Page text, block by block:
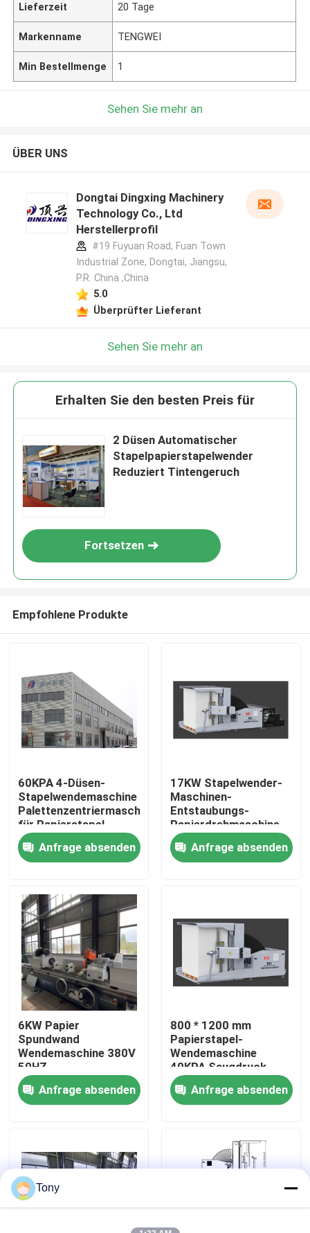
Zu Hause
Über uns
Werksbesichtigung
Qualitätskontrolle
Kontakt mit uns
Neuigkeiten
Bitte um ein Angebot
Flöten-Laminiermaschinen-Maschine
Lieferzeit 20 Tage
Markenname TENGWEI
Min Bestellmenge 1
Sehen Sie mehr an
ÜBER UNS
Dongtai Dingxing Machinery
Technology Co., Ltd
Herstellerprofil
#19 Fuyuan Road, Fuan Town
Industrial Zone, Dongtai, Jiangsu,
P.R. China ,China
5.0
Überprüfter Lieferant
Sehen Sie mehr an
Erhalten Sie den besten Preis für
2 Düsen Automatischer
Stapelpapierstapelwender
Reduziert Tintengeruch
Fortsetzen
Empfohlene Produkte
60KPA 4-Düsen-
Stapelwendemaschine
Palettenzentriermaschine
für Papierstapel
Anfrage absenden
17KW Stapelwender-
Maschinen-
Entstaubungs-
Papierdrehmaschine
Anfrage absenden
6KW Papier
Spundwand
Wendemaschine 380V
50HZ
Staubentfernung
Anfrage absenden
800 * 1200 mm
Papierstapel-
Wendemaschine
40KPA Saugdruck
Anfrage absenden
Tony